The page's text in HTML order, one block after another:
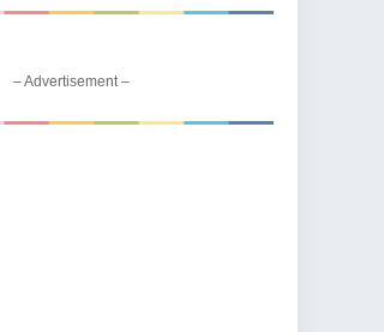
– Advertisement –